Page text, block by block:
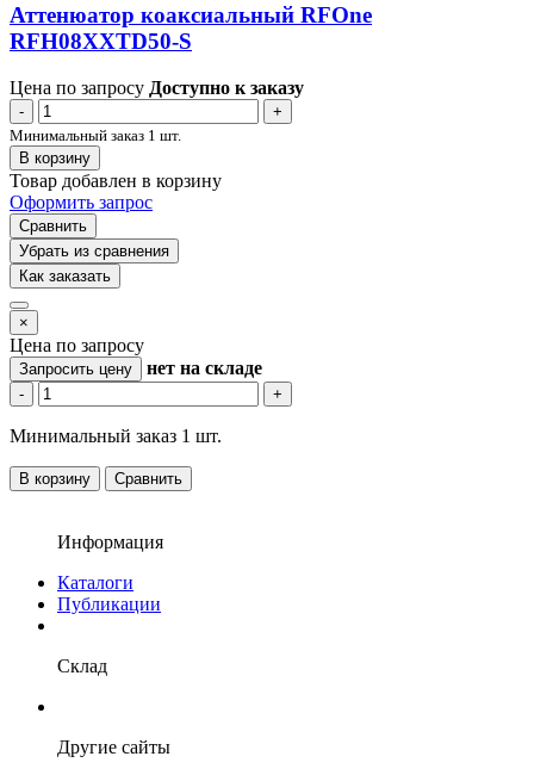
Аттенюатор коаксиальный RFOne
RFH08XXTD50-S
Цена по запросу Доступно к заказу
-
+
Минимальный заказ 1 шт.
В корзину
Товар добавлен в корзину
Оформить запрос
Сравнить
Убрать из сравнения
Как заказать
×
Цена по запросу
Запросить цену нет на складе
- +
Минимальный заказ 1 шт.
В корзину Сравнить
Информация
Каталоги
Публикации
Склад
Другие сайты